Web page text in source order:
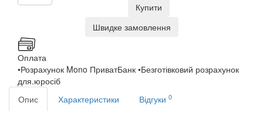
Купити
Швидке замовлення
Оплата
•Розрахунок Mono ПриватБанк •Безготівковий розрахунок
для.юросіб
Опис
Характеристики Відгуки 0